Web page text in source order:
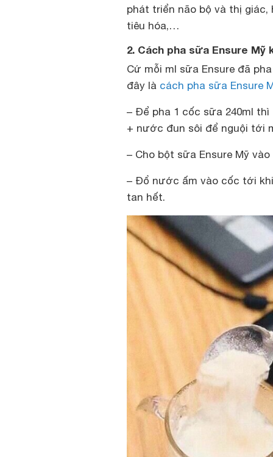
phát triển não bộ và thị
tiêu hóa,…
2. Cách pha sữa Ensure Mỹ
Cứ mỗi ml sữa Ensure đã
đây là cách pha sữa Ensure
– Để pha 1 cốc sữa 240ml
+ nước đun sôi để nguội tới
– Cho bột sữa Ensure Mỹ
– Đổ nước ấm vào cốc tới
tan hết.